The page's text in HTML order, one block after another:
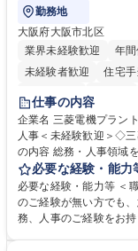
勤務地
大阪府大阪市北区
業界未経験歓迎
年
未経験者歓迎
住宅手
退職金あり
駅近5分以内
土日祝
仕事の内容
企業名 三菱電機プラントエンジ
人事＜未経験歓迎＞◇三
の内容 総務・人事領域
します。 ＜具体的には＞ ・総務/人事労務（給与・社保・勤怠管理な
・採用・教育研修 ・福
採用や教育等の業務内
出張もございます。 ※
必要な経験・能力
必要な経験・能力等 ＜
のご経験が無い方でも
務、人事のご経験をお持ちの方（業界